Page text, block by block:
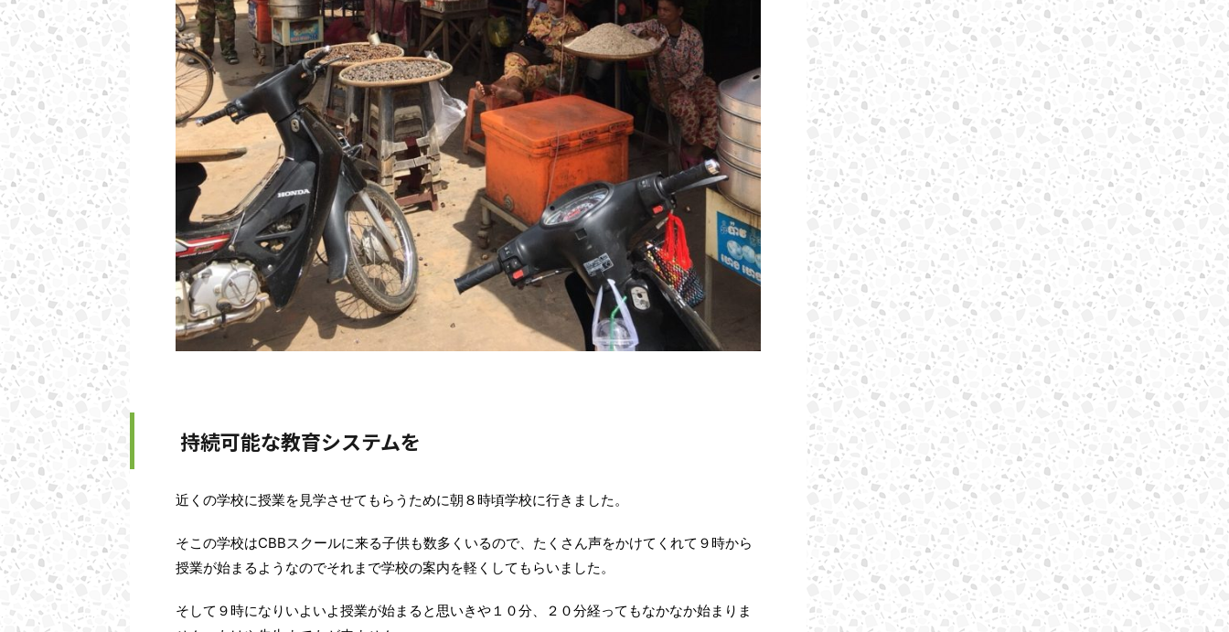
持続可能な教育システムを
近くの学校に授業を見学させてもらうために朝８時頃学校に行きました。
そこの学校はCBBスクールに来る子供も数多くいるので、たくさん声をかけてくれて９時から
授業が始まるようなのでそれまで学校の案内を軽くしてもらいました。
そして９時になりいよいよ授業が始まると思いきや１０分、２０分経ってもなかなか始まりま